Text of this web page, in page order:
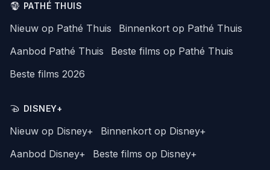
PATHÉ THUIS
Nieuw op Pathé Thuis
Binnenkort op Pathé Thuis
Aanbod Pathé Thuis
Beste films op Pathé Thuis
Beste films 2026
DISNEY+
Nieuw op Disney+
Binnenkort op Disney+
Aanbod Disney+
Beste films op Disney+